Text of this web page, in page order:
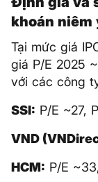
khoán niêm
Tại mức giá
giá P/E 2025
với các công
SSI: P/E ~27,
VND
HCM: P/E